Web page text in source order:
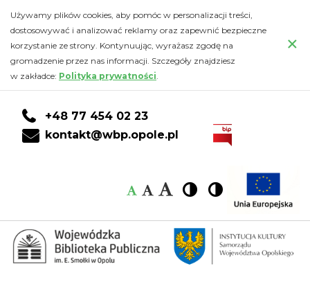
2009
rok
Wojewódzka
Biblioteka
Emanuela
Smołki
do
głównej
treści
DO
KONTA
CZYTELNIKA
DO
WYSZUKIWARKI
do
stopki
Używamy plików cookies, aby pomóc w personalizacji treści,
dostosowywać i analizować reklamy oraz zapewnić bezpieczne
korzystanie ze strony. Kontynuując, wyrażasz zgodę na
gromadzenie przez nas informacji. Szczegóły znajdziesz
w zakładce: Polityka prywatności.
×
+48 77 454 02 23
kontakt@wbp.opole.pl
Czcionka:
Czcionka
Czcionka
Czcionka
Wysoki
kontrast
Wysoki
kontrast